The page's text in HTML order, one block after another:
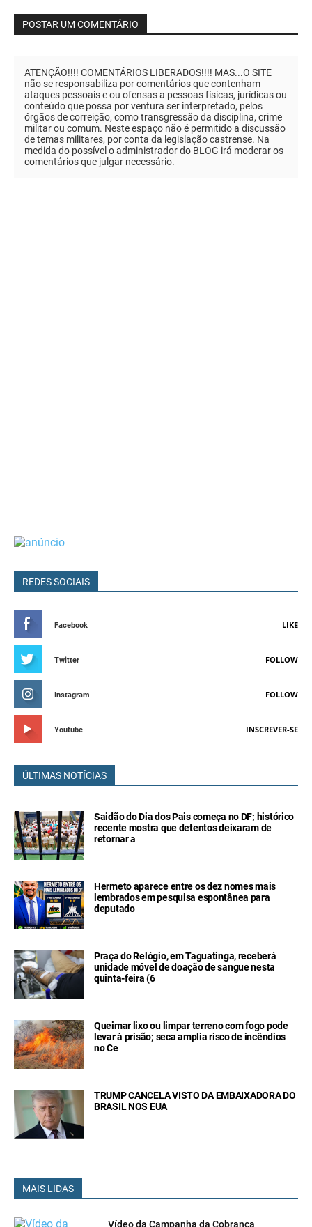
POSTAR UM COMENTÁRIO
ATENÇÃO!!!! COMENTÁRIOS LIBERADOS!!!! MAS...O SITE
não se responsabiliza por comentários que contenham
ataques pessoais e ou ofensas a pessoas físicas, jurídicas ou
conteúdo que possa por ventura ser interpretado, pelos
órgãos de correição, como transgressão da disciplina, crime
militar ou comum. Neste espaço não é permitido a discussão
de temas militares, por conta da legislação castrense. Na
medida do possível o administrador do BLOG irá moderar os
comentários que julgar necessário.
REDES SOCIAIS
Facebook LIKE
Twitter FOLLOW
Instagram FOLLOW
Youtube INSCREVER-SE
ÚLTIMAS NOTÍCIAS
Saidão do Dia dos Pais começa no DF; histórico
recente mostra que detentos deixaram de
retornar a
Hermeto aparece entre os dez nomes mais
lembrados em pesquisa espontânea para
deputado
Praça do Relógio, em Taguatinga, receberá
unidade móvel de doação de sangue nesta
quinta-feira (6
Queimar lixo ou limpar terreno com fogo pode
levar à prisão; seca amplia risco de incêndios
no Ce
TRUMP CANCELA VISTO DA EMBAIXADORA DO
BRASIL NOS EUA
MAIS LIDAS
Vídeo da Campanha da Cobrança